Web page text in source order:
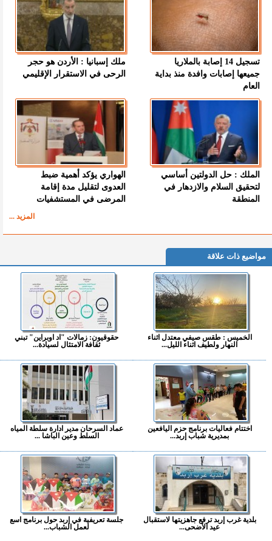
تسجيل 14 إصابة بالملاريا
جميعها إصابات وافدة منذ بداية
العام
ملك إسبانيا : الأردن هو حجر
الرحى في الاستقرار الإقليمي
الملك : حل الدولتين أساسي
لتحقيق السلام والازدهار في
المنطقة
الهواري يؤكد أهمية ضبط
العدوى لتقليل مدة إقامة
المرضى في المستشفيات
المزيد ...
مواضيع ذات علاقة
الخميس : طقس صيفي معتدل اثناء
النهار ولطيف اثناء الليل...
حقوقيون: زمالات "اد اوبراين" تبني
ثقافة الامتثال لسيادة...
اختتام فعاليات برنامج حزم اليافعين
بمديرية شباب إربد...
عماد السرحان مدير ادارة سلطة المياه
السلط وعين الباشا ...
بلدية غرب إربد ترفع جاهزيتها لاستقبال
عيد الأضحى...
جلسة تعريفية في إربد حول برنامج اسع
لعمل الشباب...